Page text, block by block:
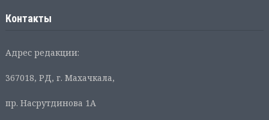
Контакты
Адрес редакции:
367018, РД, г. Махачкала,
пр. Насрутдинова 1А